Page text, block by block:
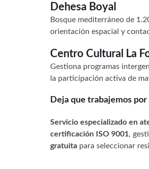
Dehesa Boyal
Bosque mediterráneo de
orientación espacial y
Centro Cultural La
Gestiona programas
la participación activa de
Deja que trabajemos
Servicio especializado en
certificación ISO 9001,
gratuita para seleccionar